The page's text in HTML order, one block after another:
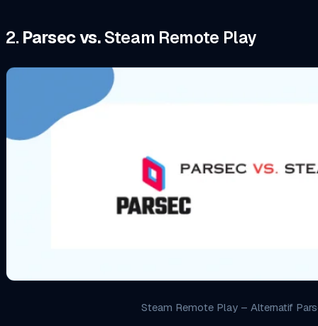
2. Parsec vs.Steam Remote Play
Steam Remote Play – Alternatif